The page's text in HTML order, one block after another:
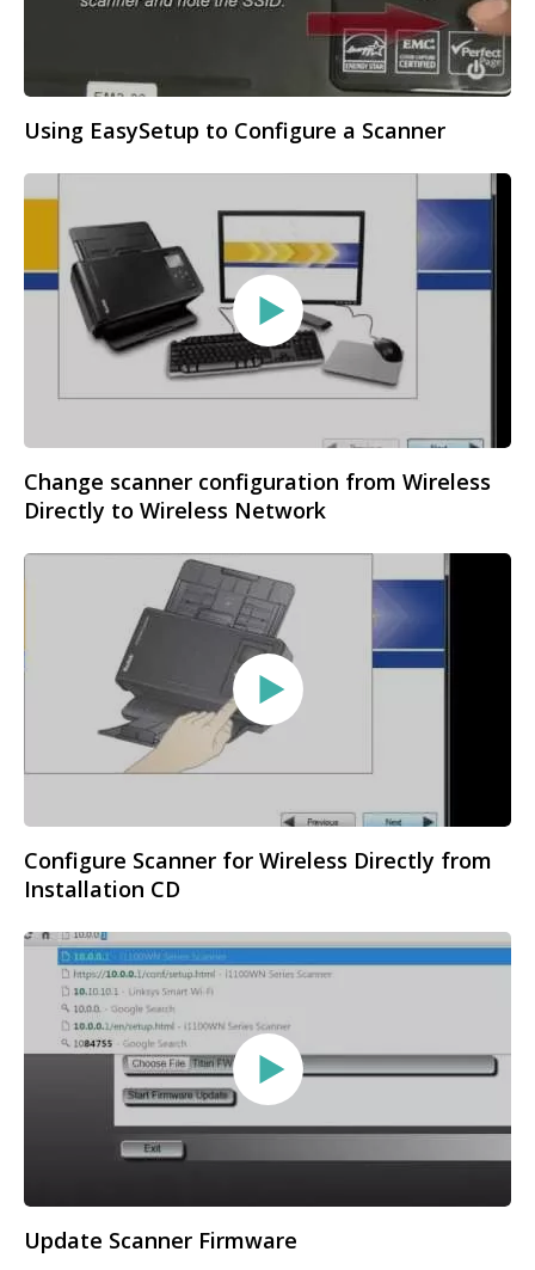
Using EasySetup to Configure a Scanner
Change scanner configuration from Wireless
Directly to Wireless Network
Configure Scanner for Wireless Directly from
Installation CD
Update Scanner Firmware